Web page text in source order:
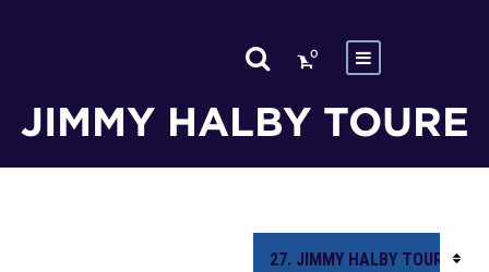
0
JIMMY HALBY TOURE